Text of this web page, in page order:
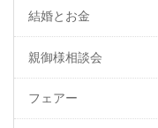
結婚とお金
親御様相談会
フェアー